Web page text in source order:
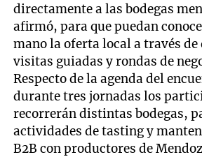
directamente a las bodegas
afirmó, para que puedan
mano la oferta local a través de
visitas guiadas y rondas de
Respecto de la agenda del
durante tres jornadas los
recorrerán distintas bodegas,
actividades de tasting y
B2B con productores de